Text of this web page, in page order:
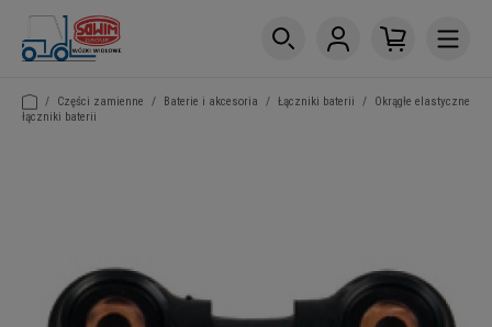
/ Części zamienne / Baterie i akcesoria / Łączniki baterii /
Okrągłe elastyczne
łączniki baterii